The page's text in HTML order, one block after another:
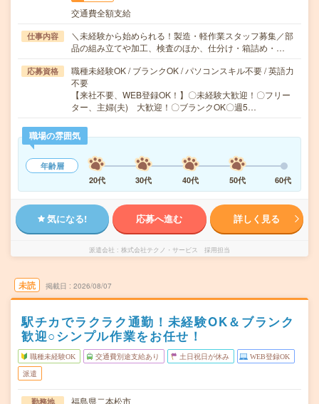
交通費全額支給
仕事内容
＼未経験から始められる！製造・軽作業スタッフ募集／部
品の組み立てや加工、検査のほか、仕分け・箱詰め・…
応募資格
職種未経験OK / ブランクOK / パソコンスキル不要 / 英語力
不要
【来社不要、WEB登録OK！】〇未経験大歓迎！〇フリー
ター、主婦(夫) 大歓迎！〇ブランクOK〇週5…
職場の雰囲気
年齢層
20代
30代 40代 50代 60代
気になる! 応募へ進む 詳しく見る
派遣会社 株式会社テクノ・サービス 採用担当
未読 掲載日 2026/08/07
駅チカでラクラク通勤！未経験OK＆ブランク
歓迎○シンプル作業をお任せ！
職種未経験OK 交通費別途支給あり 土日祝日が休み WEB登録OK
派遣
勤務地 福島県二本松市